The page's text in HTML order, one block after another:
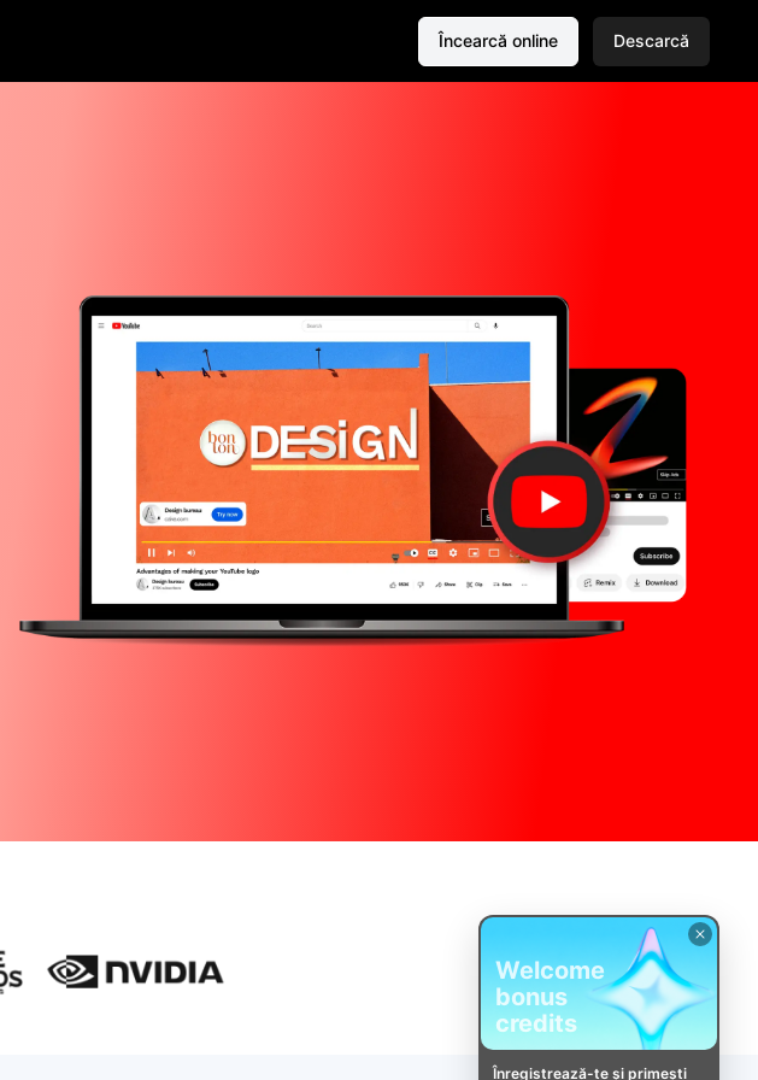
Încearcă online Descarcă
Welcome
bonus
credits
Înregistrează-te și primești